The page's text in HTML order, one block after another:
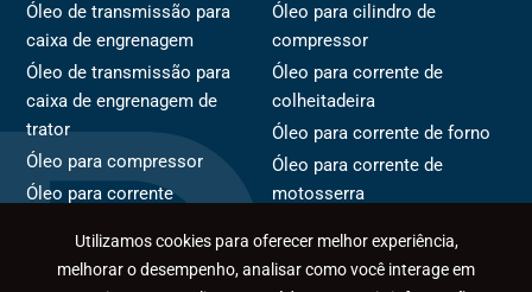
Óleo de transmissão para
caixa de engrenagem
Óleo de transmissão para
caixa de engrenagem de
trator
Óleo para compressor
Óleo para corrente
compressor
Óleo para cilindro de
compressor
Óleo para corrente de
colheitadeira
Óleo para corrente de forno
Óleo para corrente de
motosserra
transportador
Utilizamos cookies para oferecer melhor experiência,
melhorar o desempenho, analisar como você interage em